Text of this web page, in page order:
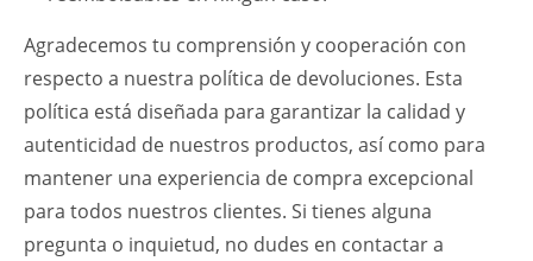
Agradecemos tu comprensión y cooperación con
respecto a nuestra política de devoluciones. Esta
política está diseñada para garantizar la calidad y
autenticidad de nuestros productos, así como para
mantener una experiencia de compra excepcional
para todos nuestros clientes. Si tienes alguna
pregunta o inquietud, no dudes en contactar a